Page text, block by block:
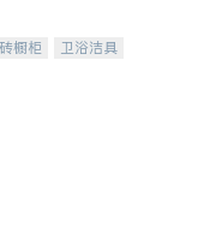
橱柜
卫浴洁具